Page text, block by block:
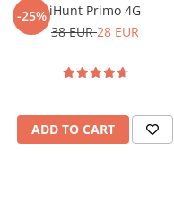
-25%iHunt Primo 4G
38 EUR28 EUR
ADD TO CART